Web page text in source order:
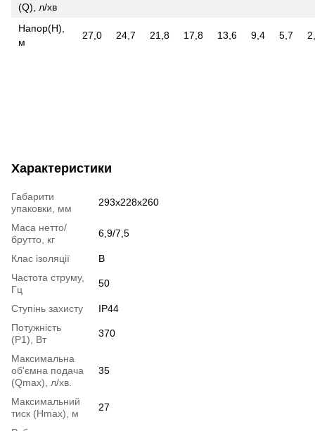
(Q), л/хв
Напор(Н),
м
27,0 24,7 21,8 17,8 13,6 9,4 5,7
Характеристики
Габарити
упаковки, мм
293х228х260
Маса нетто/
брутто, кг
6,9/7,5
Клас ізоляції
В
Частота струму,
Гц
50
Ступінь захисту
IP44
Потужність
(Р1), Вт
370
Максимальна
об'ємна подача
(Qmax), л/хв.
35
Максимальний
тиск (Нmax), м
27